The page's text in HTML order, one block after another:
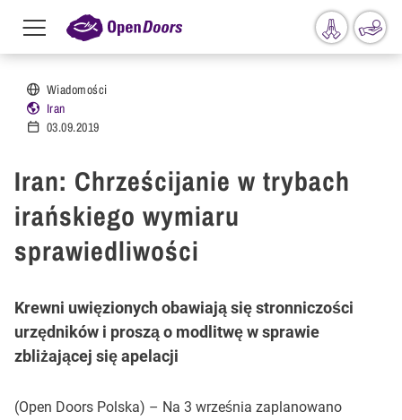
Przejdź do treści
Menu
toggle
Wiadomości
Iran
03.09.2019
Iran: Chrześcijanie w trybach
irańskiego wymiaru
sprawiedliwości
Krewni uwięzionych obawiają się stronniczości
urzędników i proszą o modlitwę w sprawie
zbliżającej się apelacji
(Open Doors Polska) – Na 3 września zaplanowano